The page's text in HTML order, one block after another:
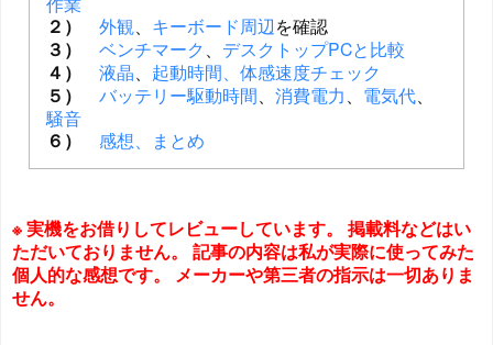
２） 外観 キーボード周辺を確認
３） ベンチマーク デスクトップPCと比較
４） 液晶 起動時間、体感速度チェック
５） バッテリー駆動時間 消費電力 電気代
騒音
６） 感想、まとめ
※ 実機をお借りしてレビューしています。 掲載料などはい
ただいておりません。 記事の内容は私が実際に使ってみた
個人的な感想です。 メーカーや第三者の指示は一切ありま
せん。